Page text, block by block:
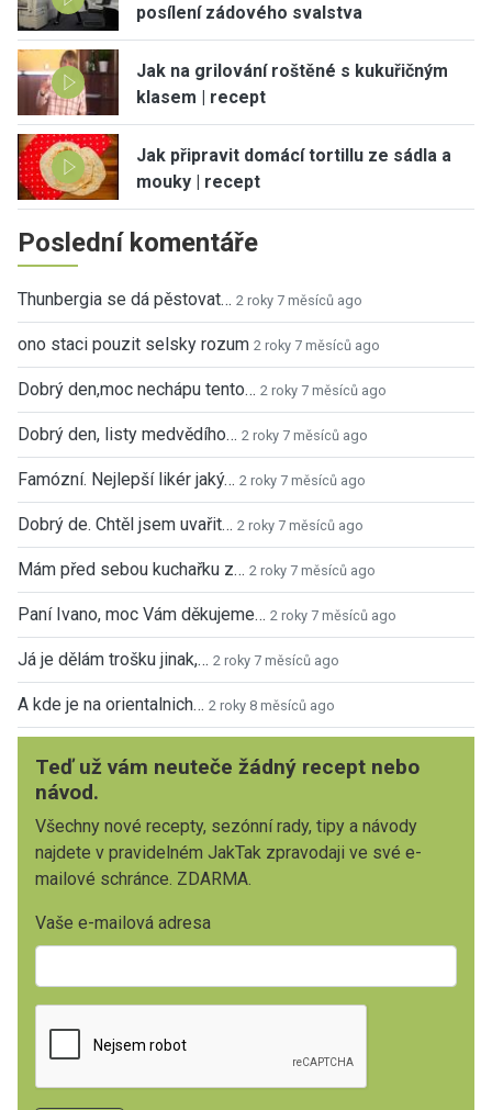
posílení zádového svalstva
Jak na grilování roštěné s kukuřičným
klasem | recept
Jak připravit domácí tortillu ze sádla a
mouky | recept
Poslední komentáře
Thunbergia se dá pěstovat… 2 roky 7 měsíců ago
ono staci pouzit selsky rozum 2 roky 7 měsíců ago
Dobrý den,moc nechápu tento… 2 roky 7 měsíců ago
Dobrý den, listy medvědího… 2 roky 7 měsíců ago
Famózní. Nejlepší likér jaký… 2 roky 7 měsíců ago
Dobrý de. Chtěl jsem uvařit… 2 roky 7 měsíců ago
Mám před sebou kuchařku z… 2 roky 7 měsíců ago
Paní Ivano, moc Vám děkujeme… 2 roky 7 měsíců ago
Já je dělám trošku jinak,… 2 roky 7 měsíců ago
A kde je na orientalnich… 2 roky 8 měsíců ago
Teď už vám neuteče žádný recept nebo
návod.
Všechny nové recepty, sezónní rady, tipy a návody
najdete v pravidelném JakTak zpravodaji ve své e-
mailové schránce. ZDARMA.
Vaše e-mailová adresa